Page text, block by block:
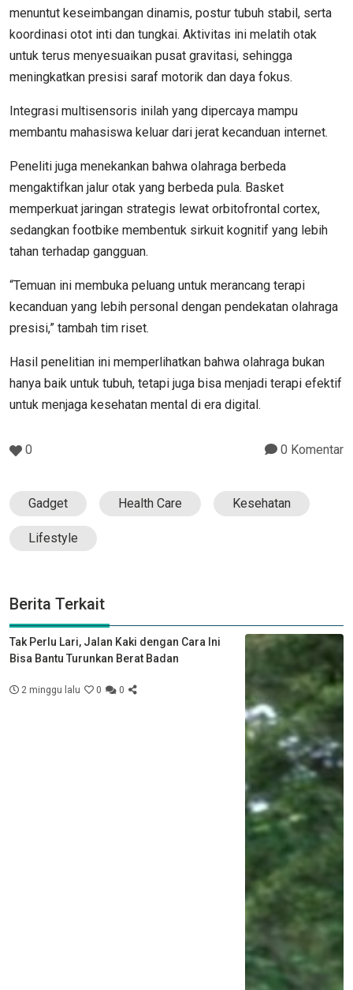
menuntut keseimbangan dinamis, postur tubuh stabil, serta
koordinasi otot inti dan tungkai. Aktivitas ini melatih otak
untuk terus menyesuaikan pusat gravitasi, sehingga
meningkatkan presisi saraf motorik dan daya fokus.
Integrasi multisensoris inilah yang dipercaya mampu
membantu mahasiswa keluar dari jerat kecanduan internet.
Peneliti juga menekankan bahwa olahraga berbeda
mengaktifkan jalur otak yang berbeda pula. Basket
memperkuat jaringan strategis lewat orbitofrontal cortex,
sedangkan footbike membentuk sirkuit kognitif yang lebih
tahan terhadap gangguan.
“Temuan ini membuka peluang untuk merancang terapi
kecanduan yang lebih personal dengan pendekatan olahraga
presisi,” tambah tim riset.
Hasil penelitian ini memperlihatkan bahwa olahraga bukan
hanya baik untuk tubuh, tetapi juga bisa menjadi terapi efektif
untuk menjaga kesehatan mental di era digital.
0 0 Komentar
Gadget Health Care Kesehatan
Lifestyle
Berita Terkait
Tak Perlu Lari, Jalan Kaki dengan Cara Ini
Bisa Bantu Turunkan Berat Badan
2 minggu lalu 0 0